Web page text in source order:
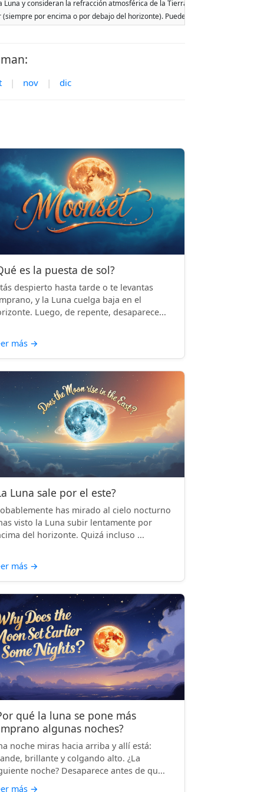
y consideran la refracción atmosférica de la Tierra. Las fechas se
por encima o por debajo del horizonte). Pueden ocurrir dos salidas
| nov | dic
es la puesta de sol?
despierto hasta tarde o te levantas
y la Luna cuelga baja en el
Luego, de repente, desaparece...
más →
Luna sale por el este?
has mirado al cielo nocturno
visto la Luna subir lentamente por
del horizonte. Quizá incluso ...
más →
qué la luna se pone más
algunas noches?
noche miras hacia arriba y allí está:
brillante y colgando alto. ¿La
noche? Desaparece antes de qu...
más →